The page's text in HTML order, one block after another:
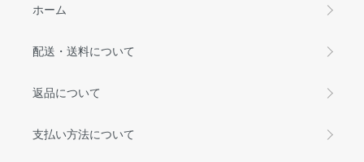
ホーム
配送・送料について
返品について
支払い方法について